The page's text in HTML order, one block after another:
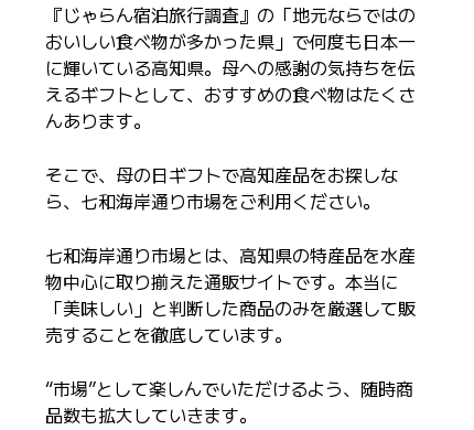
『じゃらん宿泊旅行調査』の「地元ならではの
おいしい食べ物が多かった県」で何度も日本一
に輝いている高知県。母への感謝の気持ちを伝
えるギフトとして、おすすめの食べ物はたくさ
んあります。
そこで、母の日ギフトで高知産品をお探しな
ら、七和海岸通り市場をご利用ください。
七和海岸通り市場とは、 高知県の特産品を水産
物中心に取り揃えた通販サイトです。本当に
「美味しい」と判断した商品のみを厳選して販
売することを徹底しています。
“市場”として楽しんでいただけるよう、随時商
品数も拡大していきます。